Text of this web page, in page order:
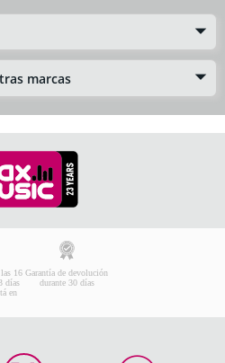
marcas
16
días
en
Garantía de devolución
durante 30 días